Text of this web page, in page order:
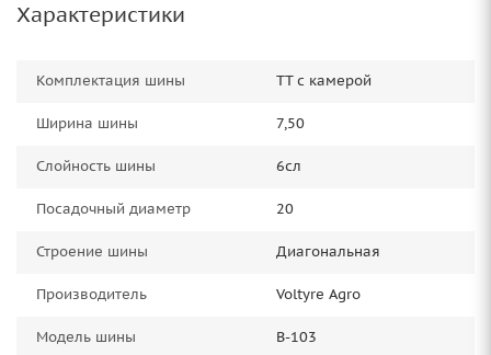
Характеристики
Комплектация шины TT с камерой
Ширина шины 7,50
Слойность шины 6сл
Посадочный диаметр 20
Строение шины Диагональная
Производитель Voltyre Agro
Модель шины В-103